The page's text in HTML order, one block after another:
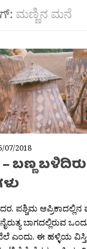
ಮಣ್ಣಿನ ಮನೆ
07/2018
ಬಣ್ಣ
ಪಶ್ಚಿಮ ಆಪ್ರಿಕಾದಲ್ಲಿನ
ಬಾಗದಲ್ಲಿರುವ
ಎಂದು. ಈ ಹಳ್ಳಿಯ